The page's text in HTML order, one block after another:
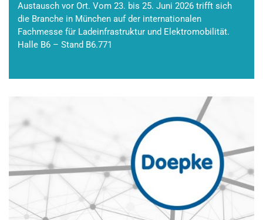
Austausch vor Ort. Vom 23. bis 25. Juni 2026 trifft sich
die Branche in München auf der internationalen
Fachmesse für Ladeinfrastruktur und Elektromobilität.
Halle B6 – Stand B6.771